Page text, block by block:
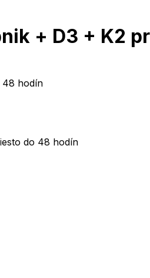
+ D3 + K2
48 hodín
do 48 hodín